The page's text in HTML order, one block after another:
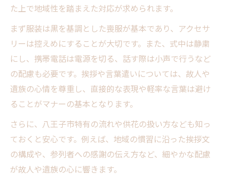
た上で地域性を踏まえた対応が求められます。
まず服装は黒を基調とした喪服が基本であり、アクセサ
リーは控えめにすることが大切です。また、式中は静粛
にし、携帯電話は電源を切る、話す際は小声で行うなど
の配慮も必要です。挨拶や言葉遣いについては、故人や
遺族の心情を尊重し、直接的な表現や軽率な言葉は避け
ることがマナーの基本となります。
さらに、八王子市特有の流れや供花の扱い方なども知っ
ておくと安心です。例えば、地域の慣習に沿った挨拶文
の構成や、参列者への感謝の伝え方など、細やかな配慮
が故人や遺族の心に響きます。